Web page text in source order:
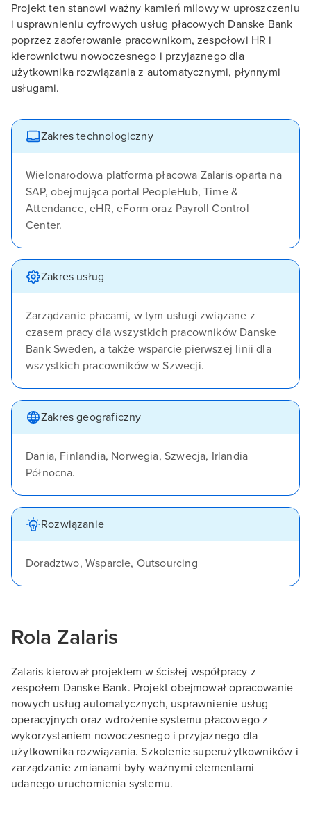
Projekt ten stanowi ważny kamień milowy w uproszczeniu
i usprawnieniu cyfrowych usług płacowych Danske Bank
poprzez zaoferowanie pracownikom, zespołowi HR i
kierownictwu nowoczesnego i przyjaznego dla
użytkownika rozwiązania z automatycznymi, płynnymi
usługami.
Zakres technologiczny
Wielonarodowa platforma płacowa Zalaris oparta na
SAP, obejmująca portal PeopleHub, Time &
Attendance, eHR, eForm oraz Payroll Control
Center.
Zakres usług
Zarządzanie płacami, w tym usługi związane z
czasem pracy dla wszystkich pracowników Danske
Bank Sweden, a także wsparcie pierwszej linii dla
wszystkich pracowników w Szwecji.
Zakres geograficzny
Dania, Finlandia, Norwegia, Szwecja, Irlandia
Północna.
Rozwiązanie
Doradztwo, Wsparcie, Outsourcing
Rola Zalaris
Zalaris kierował projektem w ścisłej współpracy z
zespołem Danske Bank. Projekt obejmował opracowanie
nowych usług automatycznych, usprawnienie usług
operacyjnych oraz wdrożenie systemu płacowego z
wykorzystaniem nowoczesnego i przyjaznego dla
użytkownika rozwiązania. Szkolenie superużytkowników i
zarządzanie zmianami były ważnymi elementami
udanego uruchomienia systemu.